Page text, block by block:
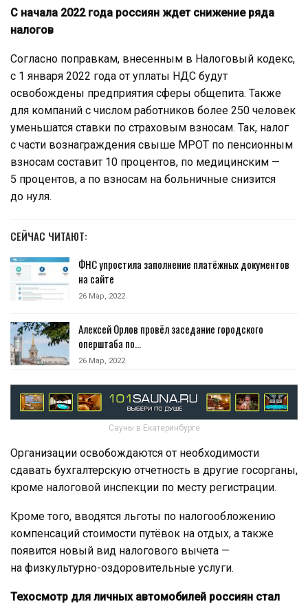
С начала 2022 года россиян ждет снижение ряда
налогов
Согласно поправкам, внесенным в Налоговый кодекс,
с 1 января 2022 года от уплаты НДС будут
освобождены предприятия сферы общепита. Также
для компаний с числом работников более 250 человек
уменьшатся ставки по страховым взносам. Так, налог
с части вознаграждения свыше МРОТ по пенсионным
взносам составит 10 процентов, по медицинским —
5 процентов, а по взносам на больничные снизится
до нуля.
СЕЙЧАС ЧИТАЮТ:
ФНС упростила заполнение платёжных документов
на сайте
26 Мар, 2022
Алексей Орлов провёл заседание городского
оперштаба по…
26 Мар, 2022
Сауны в Екатеринбурге
Организации освобождаются от необходимости
сдавать бухгалтерскую отчетность в другие госорганы,
кроме налоговой инспекции по месту регистрации.
Кроме того, вводятся льготы по налогообложению
компенсаций стоимости путёвок на отдых, а также
появится новый вид налогового вычета —
на физкультурно-оздоровительные услуги.
Техосмотр для личных автомобилей россиян стал